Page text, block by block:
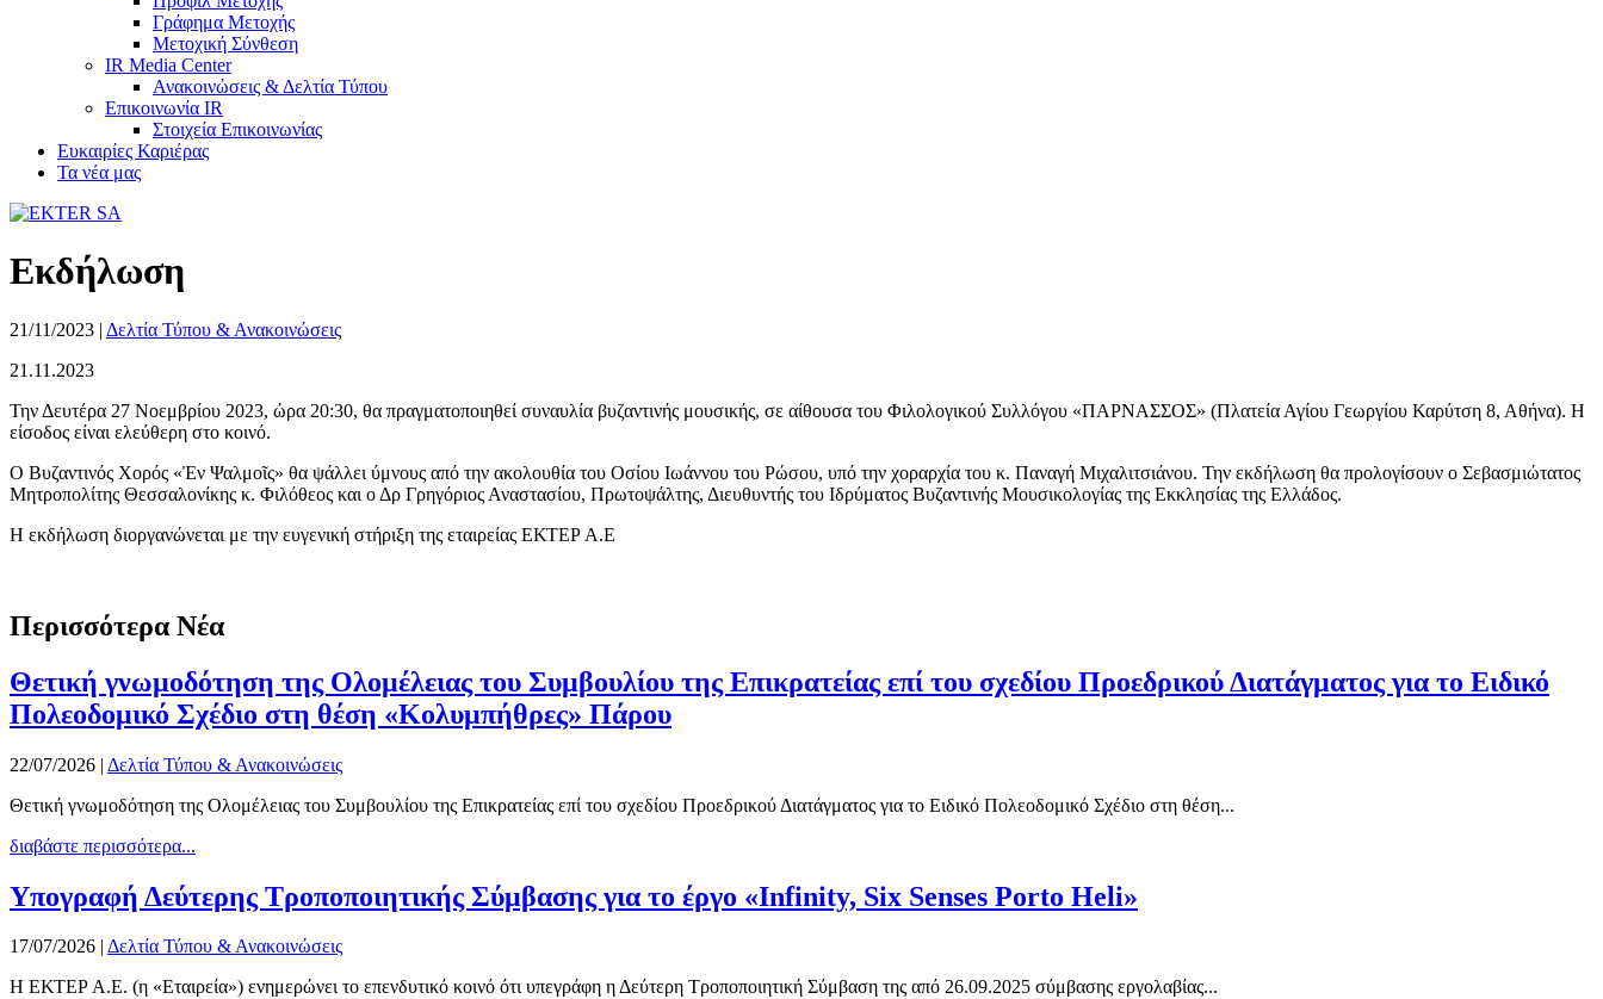
Γράφημα Μετοχής
Μετοχική Σύνθεση
IR Media Center
Ανακοινώσεις & Δελτία Τύπου
Επικοινωνία IR
Στοιχεία Επικοινωνίας
Ευκαιρίες Καριέρας
Τα νέα μας
Εκδήλωση
21/11/2023 | Δελτία Τύπου & Ανακοινώσεις
21.11.2023
Την Δευτέρα 27 Νοεμβρίου 2023, ώρα 20:30, θα πραγματοποιηθεί συναυλία βυζαντινής μουσικής, σε αίθουσα του Φιλολογικού Συλλόγου «ΠΑΡΝΑΣΣΟΣ» (Πλατεία Αγίου Γεωργίου Καρύτση 8, Αθήνα). Η
είσοδος είναι ελεύθερη στο κοινό.
Ο Βυζαντινός Χορός «Ἐν Ψαλμοῖς» θα ψάλλει ύμνους από την ακολουθία του Οσίου Ιωάννου του Ρώσου, υπό την χοραρχία του κ. Παναγή Μιχαλιτσιάνου. Την εκδήλωση θα προλογίσουν ο Σεβασμιώτατος
Μητροπολίτης Θεσσαλονίκης κ. Φιλόθεος και ο Δρ Γρηγόριος Αναστασίου, Πρωτοψάλτης, Διευθυντής του Ιδρύματος Βυζαντινής Μουσικολογίας της Εκκλησίας της Ελλάδος.
Η εκδήλωση διοργανώνεται με την ευγενική στήριξη της εταιρείας ΕΚΤΕΡ Α.Ε
Περισσότερα Νέα
Θετική γνωμοδότηση της Ολομέλειας του Συμβουλίου της Επικρατείας επί του σχεδίου Προεδρικού Διατάγματος για το Ειδικό
Πολεοδομικό Σχέδιο στη θέση «Κολυμπήθρες» Πάρου
22/07/2026 | Δελτία Τύπου & Ανακοινώσεις
Θετική γνωμοδότηση της Ολομέλειας του Συμβουλίου της Επικρατείας επί του σχεδίου Προεδρικού Διατάγματος για το Ειδικό Πολεοδομικό Σχέδιο στη θέση...
διαβάστε περισσότερα...
Υπογραφή Δεύτερης Τροποποιητικής Σύμβασης για το έργο «Infinity, Six Senses Porto Heli»
17/07/2026 | Δελτία Τύπου & Ανακοινώσεις
Η ΕΚΤΕΡ Α.Ε. (η «Εταιρεία») ενημερώνει το επενδυτικό κοινό ότι υπεγράφη η Δεύτερη Τροποποιητική Σύμβαση της από 26.09.2025 σύμβασης εργολαβίας...